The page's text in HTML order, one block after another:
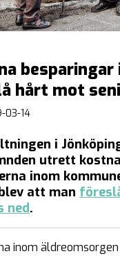
besparingar
hårt mot
03-14
i
utrett
inom
att man
ned.
inom